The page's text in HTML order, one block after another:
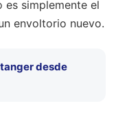
simplemente el
envoltorio nuevo.
desde